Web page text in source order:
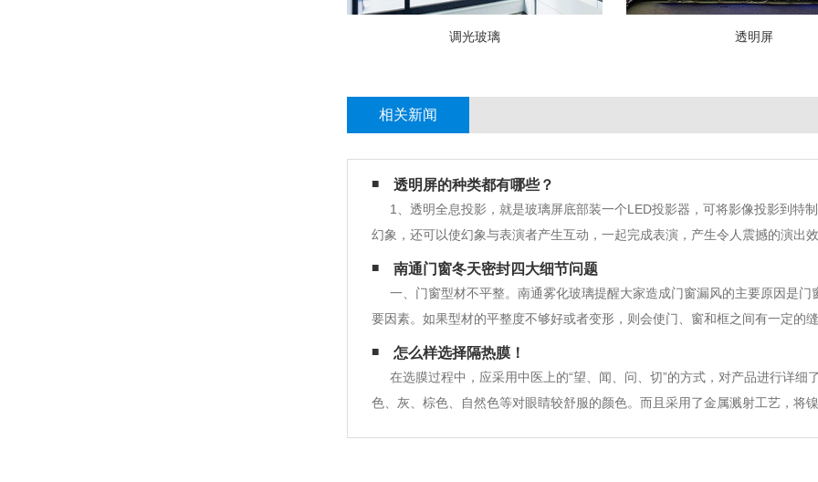
调光玻璃 透明屏
相关新闻
透明屏的种类都有哪些？
1、透明全息投影，就是玻璃屏底部装一个LED投影器，可将影像投影到特
幻象，还可以使幻象与表演者产生互动，一起完成表演，产生令人震撼的演出
互动、酒吧娱乐、场所互动投影等。2、LED透明屏，此款屏有高的通透性，
响清晰效果。因其通透性所以适用于大型商场
南通门窗冬天密封四大细节问题
一、门窗型材不平整。南通雾化玻璃提醒大家造成门窗漏风的主要原因是
要因素。如果型材的平整度不够好或者变形，则会使门、窗和框之间有一定的
方面，目前质量参差不齐。高品质密封条韧性强，耐磨损，不易折断；而质
果。如果密封条安装不当，出现不平整或起鼓等情况，都
怎么样选择隔热膜！
在选膜过程中，应采用中医上的“望、闻、问、切”的方式，对产品进行详
色、灰、棕色、自然色等对眼睛较舒服的颜色。而且采用了金属溅射工艺，将